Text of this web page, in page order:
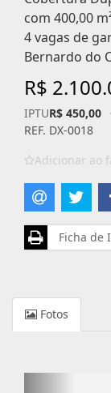
com 400,00
4 vagas de
Bernardo do
R$
IPTUR$ 450,00 ·
REF. DX-0018
Adicionar ao
Ficha de
Fotos